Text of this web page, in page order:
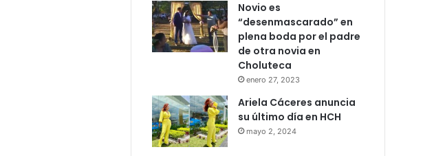
Novio es
“desenmascarado” en
plena boda por el padre
de otra novia en
Choluteca
enero 27, 2023
Ariela Cáceres anuncia
su último día en HCH
mayo 2, 2024